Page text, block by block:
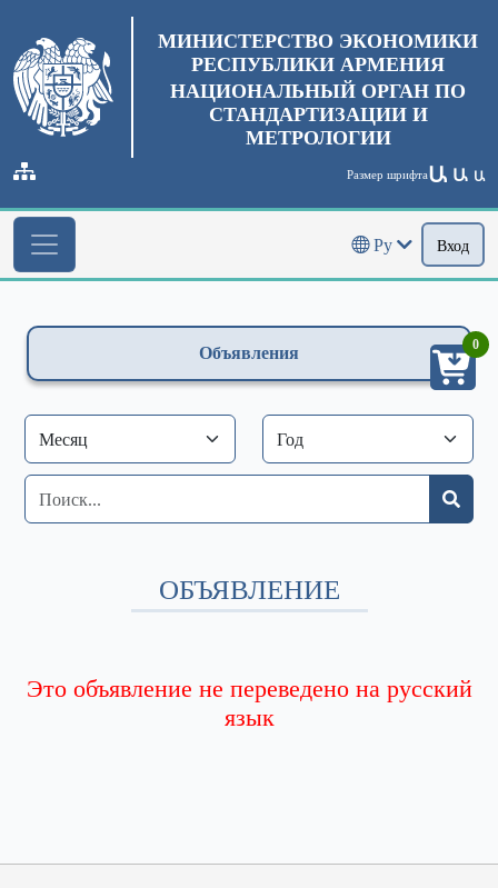
МИНИСТЕРСТВО ЭКОНОМИКИ
РЕСПУБЛИКИ АРМЕНИЯ
НАЦИОНАЛЬНЫЙ ОРГАН ПО
СТАНДАРТИЗАЦИИ И
МЕТРОЛОГИИ
Размер шрифтаԱ Ա Ա
Ру Вход
Объявления
ОБЪЯВЛЕНИЕ
Это объявление не переведено на русский
язык
0